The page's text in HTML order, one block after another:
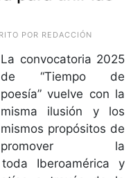
POR REDACCIÓN
La convocatoria 2025
de “Tiempo de
poesía” vuelve con la
misma ilusión y los
mismos propósitos de
promover la
Iberoamérica y